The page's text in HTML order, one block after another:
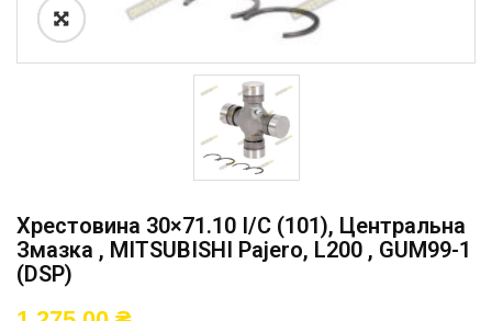
Хрестовина 30×71.10 I/C (101), Центральна
Змазка , MITSUBISHI Pajero, L200 , GUM99-1
(DSP)